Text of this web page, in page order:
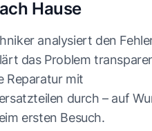
Hause
analysiert den
das Problem
Reparatur mit
durch – auf
ersten Besuch.